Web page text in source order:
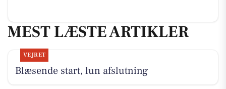
MEST LÆSTE ARTIKLER
VEJRET
Blæsende start, lun afslutning